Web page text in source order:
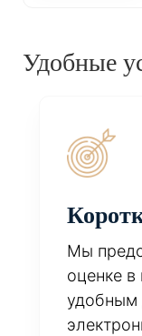
Удобные
Мы
оценке в
удобным